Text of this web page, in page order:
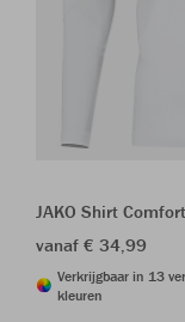
JAKO Shirt
vanaf € 34,99
Verkrijgbaar in 13
kleuren